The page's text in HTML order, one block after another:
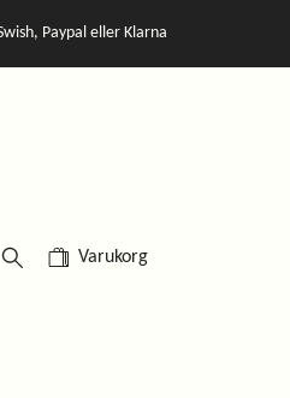
Paypal eller Klarna
Varukorg